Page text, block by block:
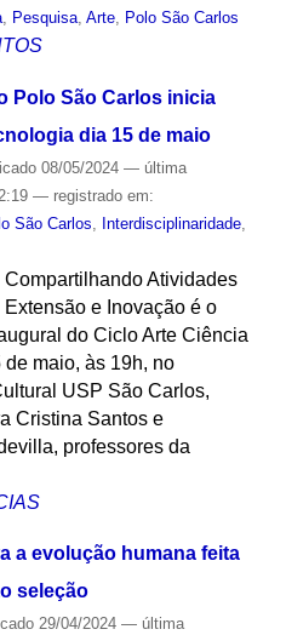
, Pesquisa, Arte, Polo São Carlos
Polo São Carlos inicia
dia 15 de maio
08/05/2024 — última
— registrado em:
São Carlos Interdisciplinaridade,
Compartilhando Atividades
e Inovação é o
do Ciclo Arte Ciência
maio, às 19h, no
USP São Carlos,
Cristina Santos e
professores da
a evolução humana feita
seleção
29/04/2024 — última